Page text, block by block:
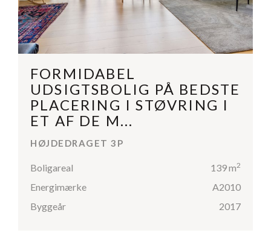
FORMIDABEL
UDSIGTSBOLIG PÅ BEDSTE
PLACERING I STØVRING I
ET AF DE M...
HØJDEDRAGET 3P
Boligareal 139 m2
Energimærke
A2010
Byggeår
2017